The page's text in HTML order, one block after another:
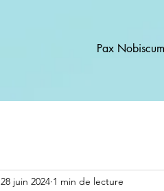
Pax Nobiscum
28 juin 2024 1 min de lecture